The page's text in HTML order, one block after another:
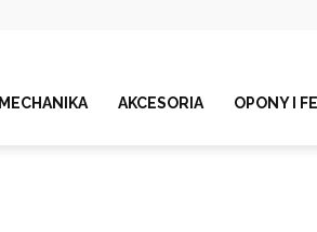
MECHANIKA AKCESORIA OPONY I